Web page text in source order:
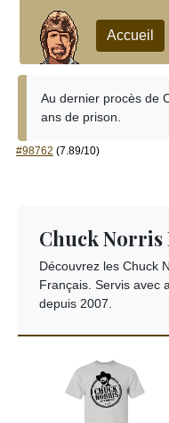
Accueil
Au dernier procès de
ans de prison.
#98762 (7.89/10)
Chuck Norris
Découvrez les Chuck
Français. Servis avec
depuis 2007.